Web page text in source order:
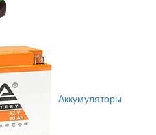
Аккумуляторы